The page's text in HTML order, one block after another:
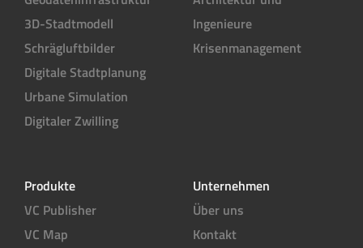
3D-Stadtmodell
Schrägluftbilder
Digitale Stadtplanung
Urbane Simulation
Digitaler Zwilling
Ingenieure
Krisenmanagement
Produkte
VC Publisher
VC Map
Unternehmen
Über uns
Kontakt